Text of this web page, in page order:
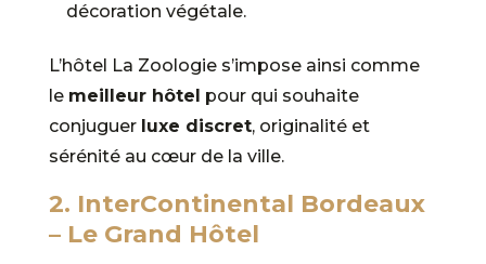
décoration végétale.
L’hôtel La Zoologie s’impose ainsi comme
le meilleur hôtel pour qui souhaite
conjuguer luxe discret, originalité et
sérénité au cœur de la ville.
2. InterContinental Bordeaux
– Le Grand Hôtel